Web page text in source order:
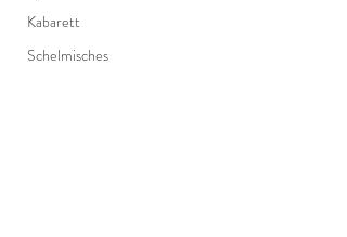
Kabarett
Schelmisches